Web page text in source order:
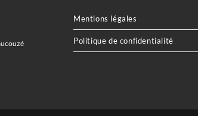
Mentions légales
Politique de confidentialité